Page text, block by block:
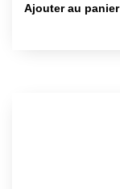
Ajouter au panier